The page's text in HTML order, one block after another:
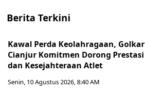
Berita Terkini
Kawal Perda Keolahragaan, Golkar
Cianjur Komitmen Dorong Prestasi
dan Kesejahteraan Atlet
Senin, 10 Agustus 2026, 8:40 AM